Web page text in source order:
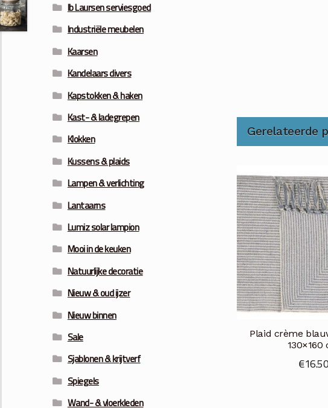
Gerelateerde
Plaid crème
130×160
€16.50
Ib Laursen serviesgoed
Industriële meubelen
Kaarsen
Kandelaars divers
Kapstokken & haken
Kast- & ladegrepen
Klokken
Kussens & plaids
Lampen & verlichting
Lantaarns
Lumiz solar lampion
Mooi in de keuken
Natuurlijke decoratie
Nieuw & oud ijzer
Nieuw binnen
Sale
Sjablonen & krijtverf
Spiegels
Wand- & vloerkleden